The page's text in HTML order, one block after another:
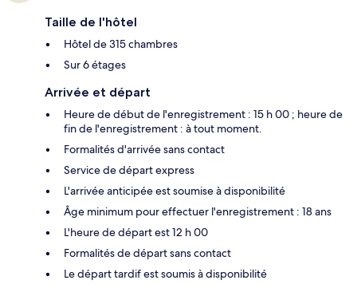
Taille de l'hôtel
Hôtel de 315 chambres
Sur 6 étages
Arrivée et départ
Heure de début de l'enregistrement : 15 h 00 ; heure de
fin de l'enregistrement : à tout moment.
Formalités d'arrivée sans contact
Service de départ express
L'arrivée anticipée est soumise à disponibilité
Âge minimum pour effectuer l'enregistrement : 18 ans
L'heure de départ est 12 h 00
Formalités de départ sans contact
Le départ tardif est soumis à disponibilité